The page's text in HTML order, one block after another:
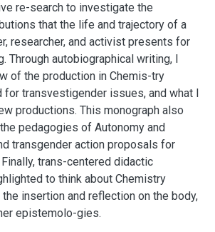
re-search to investigate the
that the life and trajectory of a
researcher, and activist presents for
Through autobiographical writing, I
of the production in Chemis-try
for transvestigender issues, and what I
productions. This monograph also
pedagogies of Autonomy and
transgender action proposals for
trans-centered didactic
to think about Chemistry
insertion and reflection on the body,
epistemolo-gies.